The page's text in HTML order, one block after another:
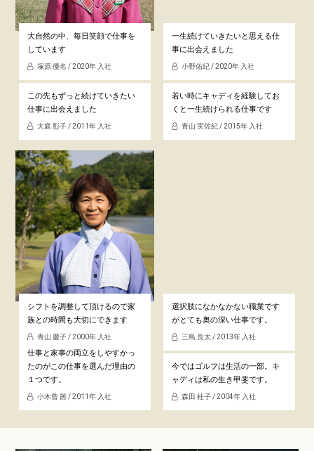
大自然の中、毎日笑顔で仕事を
しています
塚原 優名 / 2020年 入社
一生続けていきたいと思える仕
事に出会えました
小野佑紀 / 2020年 入社
この先もずっと続けていきたい
仕事に出会えました
大庭 彰子 / 2011年 入社
若い時にキャディを経験してお
くと一生続けられる仕事です
青山 実佐紀 / 2015年 入社
シフトを調整して頂けるので家
族との時間も大切にできます
青山 慶子 / 2000年 入社
選択肢になかなかない職業です
がとても奥の深い仕事です。
三島 良太 / 2013年 入社
仕事と家事の両立をしやすかっ
たのがこの仕事を選んだ理由の
１つです。
小木曾 茜 / 2011年 入社
今ではゴルフは生活の一部。 キ
ャディは私の生き甲斐です。
森田 桂子 / 2004年 入社